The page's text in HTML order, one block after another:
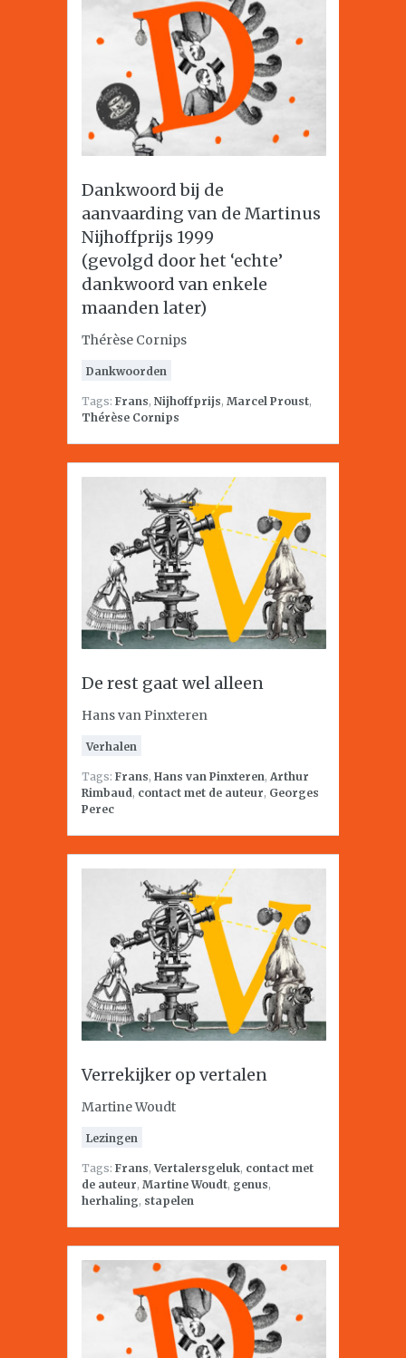
Dankwoord bij de
aanvaarding van de Martinus
Nijhoffprijs 1999
(gevolgd door het ‘echte’
dankwoord van enkele
maanden later)
Thérèse Cornips
Dankwoorden
Tags: Frans, Nijhoffprijs, Marcel Proust,
Thérèse Cornips
De rest gaat wel alleen
Hans van Pinxteren
Verhalen
Tags: Frans, Hans van Pinxteren, Arthur
Rimbaud, contact met de auteur, Georges
Perec
Verrekijker op vertalen
Martine Woudt
Lezingen
Tags: Frans,Vertalersgeluk, contact met
de auteur, Martine Woudt, genus,
herhaling, stapelen